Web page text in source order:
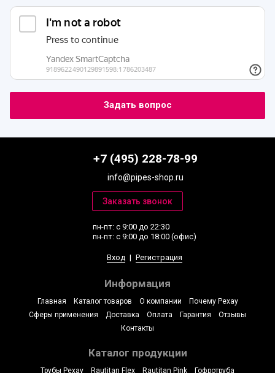
+7 (495) 228-78-99
info@pipes-shop.ru
пн-пт: с 9:00 до 22:30
пн-пт: с 9:00 до 18:00 (офис)
Вход | Регистрация
Информация
Главная Каталог товаров О компании
Почему Рехау
Сферы применения
Доставка Оплата Гарантия
Отзывы
Контакты
Каталог продукции
Трубы Рехау Rautitan Flex Rautitan Pink Гофротруба